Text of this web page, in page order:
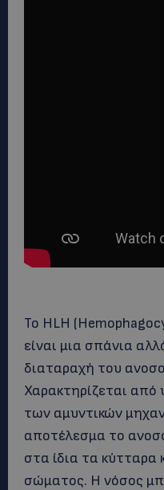
Το HLH
είναι μια σπάνια
διαταραχή του
Χαρακτηρίζεται από
των αμυντικών
αποτέλεσμα το
στα ίδια τα κύτταρα
σώματος. Η νόσος